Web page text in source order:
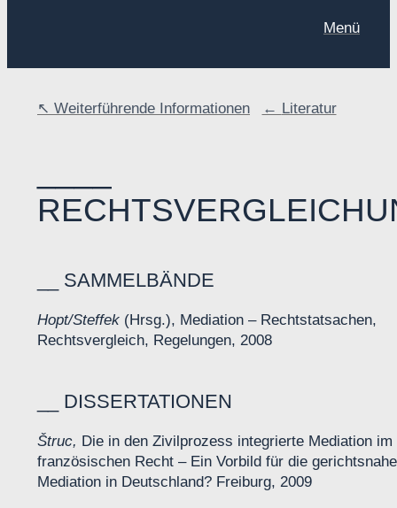
Menü
Weiterführende Informationen Literatur
SAMMELBÄNDE
Hopt/Steffek (Hrsg.), Mediation – Rechtstatsachen,
Rechtsvergleich, Regelungen, 2008
DISSERTATIONEN
Štruc, Die in den Zivilprozess integrierte Mediation im
französischen Recht – Ein Vorbild für die gerichtsnahe
Mediation in Deutschland? Freiburg, 2009